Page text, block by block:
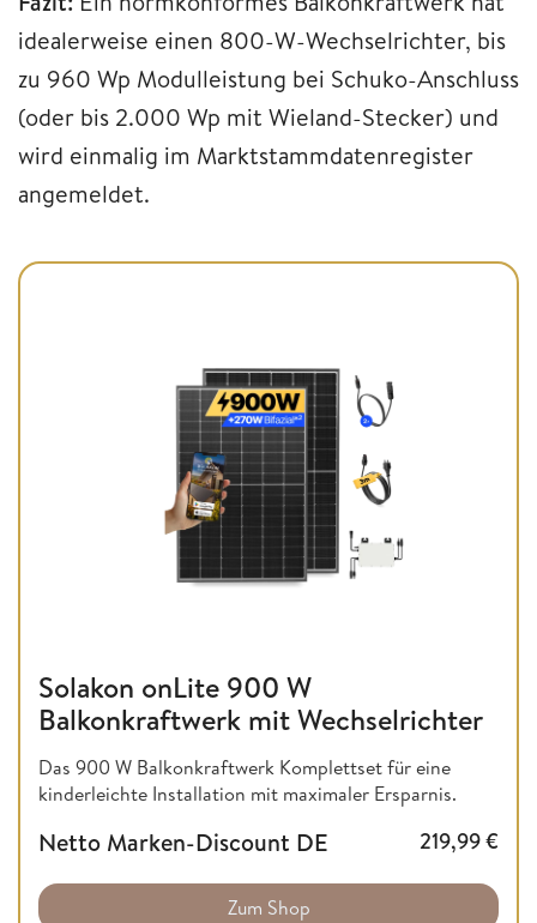
idealerweise einen 800-W-Wechselrichter, bis
zu 960 Wp Modulleistung bei Schuko-Anschluss
(oder bis 2.000 Wp mit Wieland-Stecker) und
wird einmalig im Marktstammdatenregister
angemeldet.
Solakon onLite 900 W
Balkonkraftwerk mit Wechselrichter
Das 900 W Balkonkraftwerk Komplettset für eine
kinderleichte Installation mit maximaler Ersparnis.
Netto Marken-Discount DE 219,99€
Zum Shop